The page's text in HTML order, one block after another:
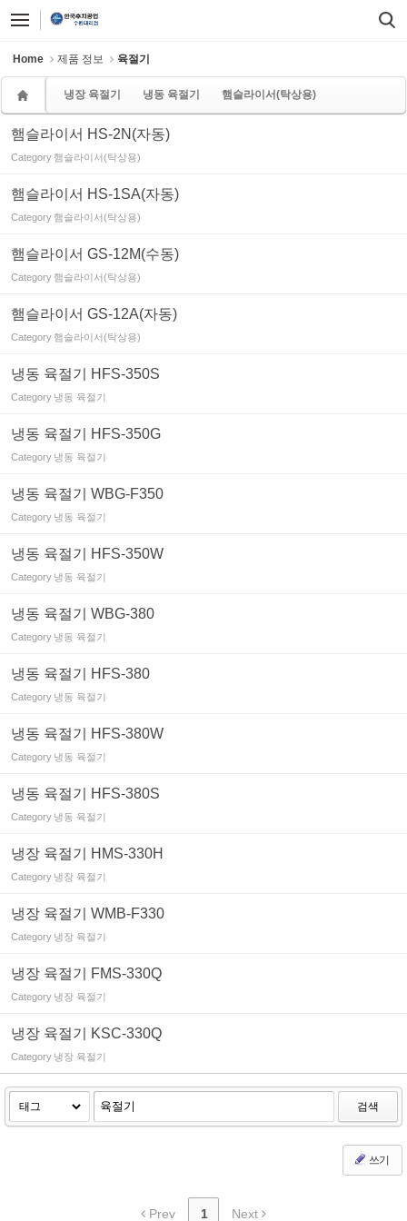
Home 제품 정보 육절기
냉장 육절기 냉동 육절기 햄슬라이서(탁상용)
햄슬라이서 HS-2N(자동)
Category 햄슬라이서(탁상용)
햄슬라이서 HS-1SA(자동)
Category 햄슬라이서(탁상용)
햄슬라이서 GS-12M(수동)
Category 햄슬라이서(탁상용)
햄슬라이서 GS-12A(자동)
Category 햄슬라이서(탁상용)
냉동 육절기 HFS-350S
Category 냉동 육절기
냉동 육절기 HFS-350G
Category 냉동 육절기
냉동 육절기 WBG-F350
Category 냉동 육절기
냉동 육절기 HFS-350W
Category 냉동 육절기
냉동 육절기 WBG-380
Category 냉동 육절기
냉동 육절기 HFS-380
Category 냉동 육절기
냉동 육절기 HFS-380W
Category 냉동 육절기
냉동 육절기 HFS-380S
Category 냉동 육절기
냉장 육절기 HMS-330H
Category 냉장 육절기
냉장 육절기 WMB-F330
Category 냉장 육절기
냉장 육절기 FMS-330Q
Category 냉장 육절기
냉장 육절기 KSC-330Q
Category 냉장 육절기
검색
쓰기
Prev 1 Next